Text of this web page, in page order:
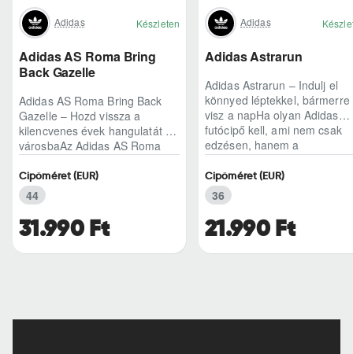
Adidas Készleten
Adidas AS Roma Bring
Back Gazelle
Adidas AS Roma Bring Back
Gazelle – Hozd vissza a
kilencvenes évek hangulatát a
városbaAz Adidas AS Roma
egyszerű sneaker, hane..
31.990 Ft
Cipőméret (EUR)
44
Adidas
Adidas Astrarun
Adidas Astrarun – Indulj el
könnyed léptekkel, bármerre
visz a napHa olyan Adidas
futócipő kell, ami nem csak
edzésen, hanem a
hétköznapokban is kénye..
21.990 Ft
Cipőméret (EUR)
36